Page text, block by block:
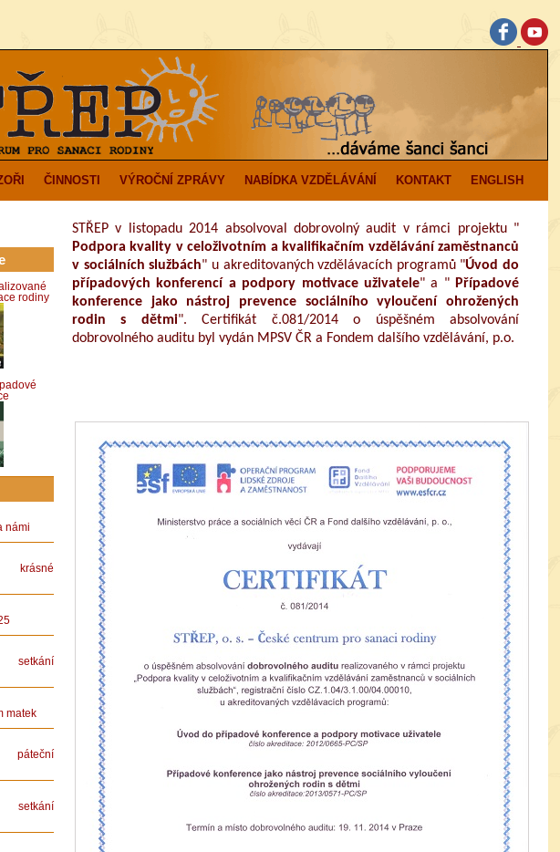
ČINNOSTI VÝROČNÍ ZPRÁVY NABÍDKA VZDĚLÁVÁNÍ KONTAKT ENGLISH
rodiny
námi
krásné
setkání
matek
setkání
STŘEP v listopadu 2014 absolvoval dobrovolný audit v rámci projektu "
Podpora kvality v celoživotním a kvalifikačním vzdělávání zaměstnanců
v sociálních službách" u akreditovaných vzdělávacích programů "Úvod do
případových konferencí a podpory motivace uživatele" a " Případové
konference jako nástroj prevence sociálního vyloučení ohrožených
rodin s dětmi". Certifikát č.081/2014 o úspěšném absolvování
dobrovolného auditu byl vydán MPSV ČR a Fondem dalšího vzdělávání, p.o.